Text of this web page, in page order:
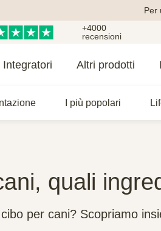
Per
+4000
recensioni
Integratori Altri prodotti
I più popolari
quali
per cani? Scopriamo